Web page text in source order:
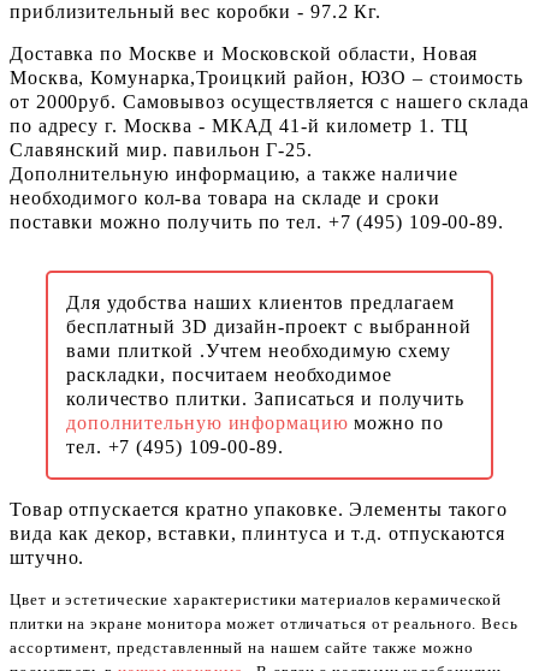
приблизительный вес коробки - 97.2 Кг.
Доставка по Москве и Московской области, Новая
Москва, Комунарка,Троицкий район, ЮЗО – стоимость
от 2000руб. Самовывоз осуществляется с нашего склада
по адресу г. Москва - МКАД 41-й километр 1. ТЦ
Славянский мир. павильон Г-25.
Дополнительную информацию, а также наличие
необходимого кол-ва товара на складе и сроки
поставки можно получить по тел. +7 (495) 109-00-89.
Для удобства наших клиентов предлагаем
бесплатный 3D дизайн-проект с выбранной
вами плиткой .Учтем необходимую схему
раскладки, посчитаем необходимое
количество плитки. Записаться и получить
дополнительную информациюможно по
тел. +7 (495) 109-00-89.
Товар отпускается кратно упаковке. Элементы такого
вида как декор, вставки, плинтуса и т.д. отпускаются
штучно.
Цвет и эстетические характеристики материалов керамической
плитки на экране монитора может отличаться от реального. Весь
ассортимент, представленный на нашем сайте также можно